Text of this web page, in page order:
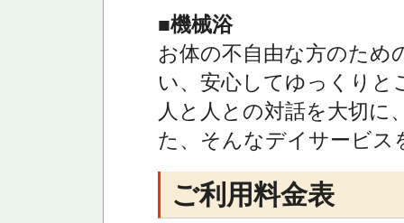
■機械浴
お体の不自由な方のため
い、安心してゆっくりと
人と人との対話を大切に
た、そんなデイサービス
ご利用料金表